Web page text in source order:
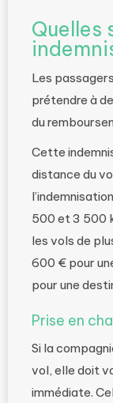
Quelles
Les
prétendre à
du
Cette
distance du
500 et 3 500
les vols de
600 € pour
pour une
Prise en
Si la
vol, elle doit
immédiate.